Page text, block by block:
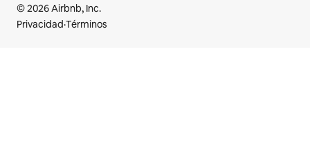
© 2026 Airbnb, Inc.
Privacidad·Términos